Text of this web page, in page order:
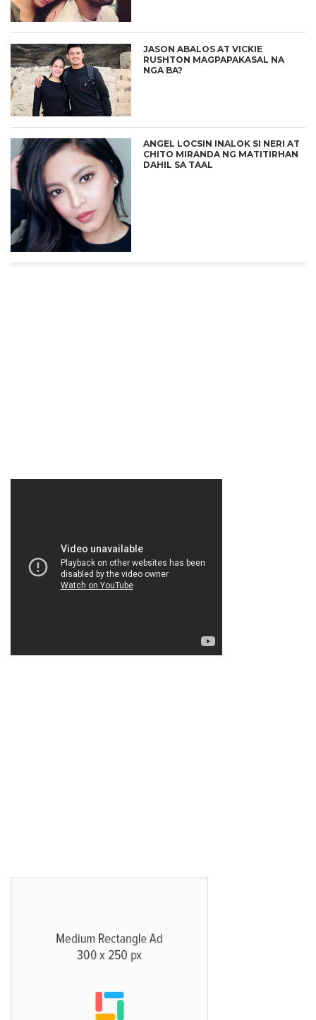
JASON ABALOS AT VICKIE
RUSHTON MAGPAPAKASAL NA
NGA BA?
ANGEL LOCSIN INALOK SI NERI AT
CHITO MIRANDA NG MATITIRHAN
DAHIL SA TAAL